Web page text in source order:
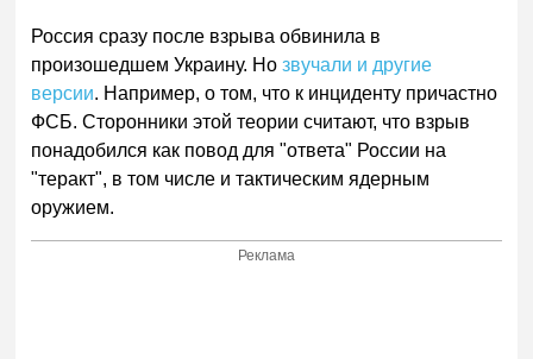
Россия сразу после взрыва обвинила в
произошедшем Украину. Нозвучали и другие
версии. Например, о том, что к инциденту причастно
ФСБ. Сторонники этой теории считают, что взрыв
понадобился как повод для "ответа" России на
"теракт", в том числе и тактическим ядерным
оружием.
Реклама